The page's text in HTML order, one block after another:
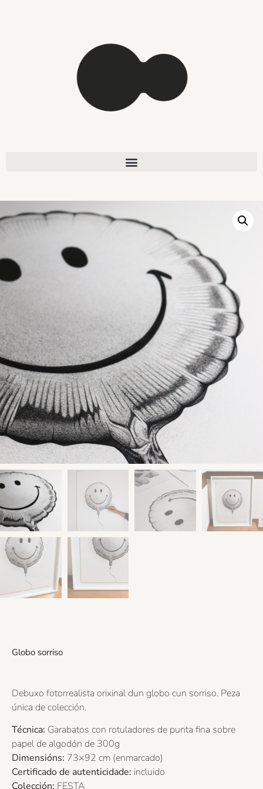
Globo sorriso
Debuxo fotorrealista orixinal dun globo cun sorriso. Peza
única de colección.
Técnica: Garabatos con rotuladores de punta fina sobre
papel de algodón de 300g
Dimensións: 73×92 cm (enmarcado)
Certificado de autenticidade: incluido
Colección: FESTA